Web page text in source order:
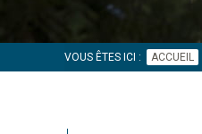
VOUS ÊTES ICI : ACCUEIL